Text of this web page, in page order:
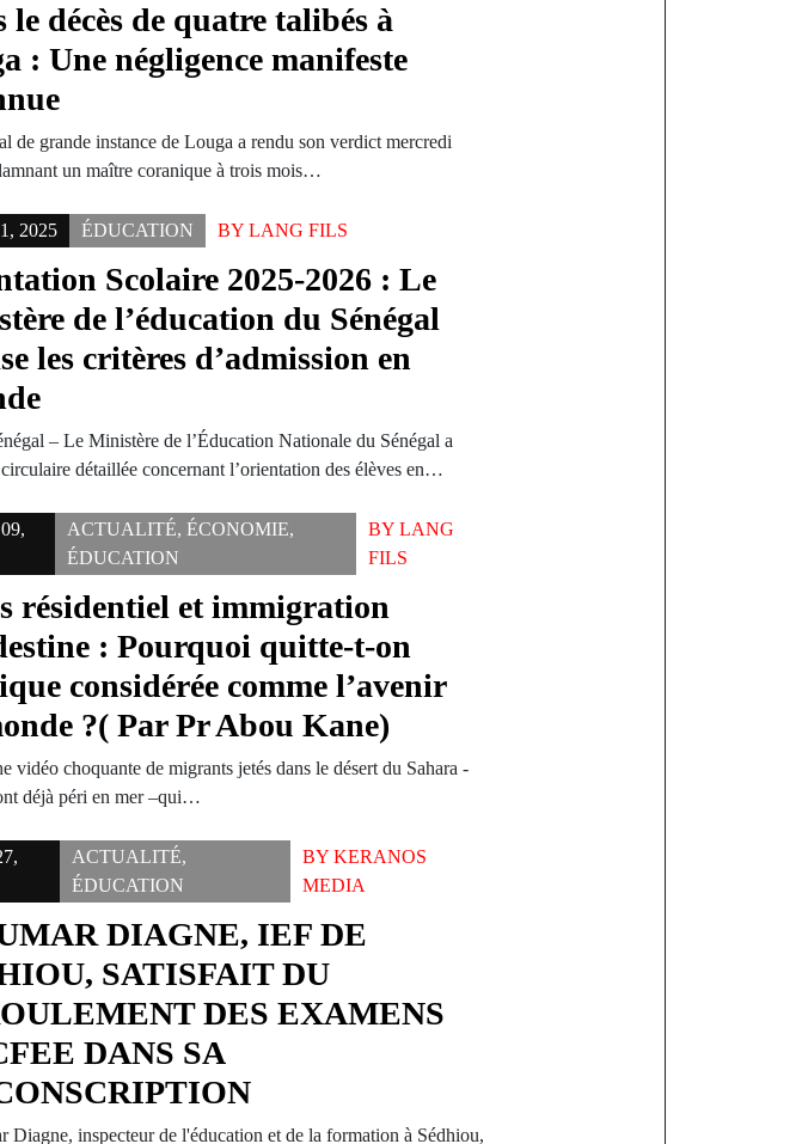
le décès de quatre talibés à
: Une négligence manifeste
de grande instance de Louga a rendu son verdict mercredi
un maître coranique à trois mois…
2025 ÉDUCATION BYLANG FILS
Scolaire 2025-2026 : Le
de l’éducation du Sénégal
les critères d’admission en
– Le Ministère de l’Éducation Nationale du Sénégal a
détaillée concernant l’orientation des élèves en…
ACTUALITÉ,ÉCONOMIE,
ÉDUCATION
BYLANG
FILS
résidentiel et immigration
: Pourquoi quitte-t-on
considérée comme l’avenir
?( Par Pr Abou Kane)
vidéo choquante de migrants jetés dans le désert du Sahara -
déjà péri en mer –qui…
ACTUALITÉ,
ÉDUCATION
BY KERANOS
MEDIA
DIAGNE, IEF DE
SATISFAIT DU
DES EXAMENS
DANS SA
Diagne, inspecteur de l'éducation et de la formation à Sédhiou,